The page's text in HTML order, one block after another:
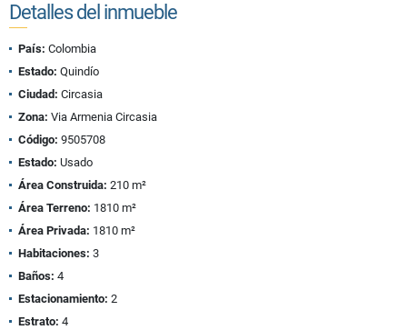
Detalles del inmueble
País: Colombia
Estado: Quindío
Ciudad: Circasia
Zona: Via Armenia Circasia
Código: 9505708
Estado: Usado
Área Construida: 210 m²
Área Terreno: 1810 m²
Área Privada: 1810 m²
Habitaciones: 3
Baños: 4
Estacionamiento: 2
Estrato: 4